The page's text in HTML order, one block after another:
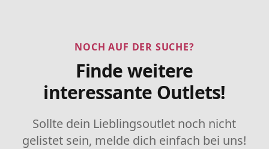
NOCH AUF DER SUCHE?
Finde weitere
interessante Outlets!
Sollte dein Lieblingsoutlet noch nicht
gelistet sein, melde dich einfach bei uns!